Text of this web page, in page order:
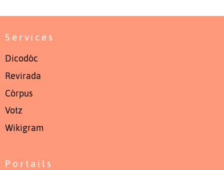
Services
Dicodòc
Revirada
Còrpus
Votz
Wikigram
Portails